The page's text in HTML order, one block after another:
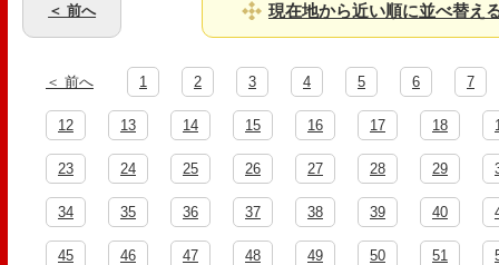
＜ 前へ 現在地から近い順に並べ替え
＜ 前へ 1 2 3 4 5 6 7
12 13 14 15 16 17 18
23 24 25 26 27 28 29
34 35 36 37 38 39 40
45 46 47 48 49 50 51